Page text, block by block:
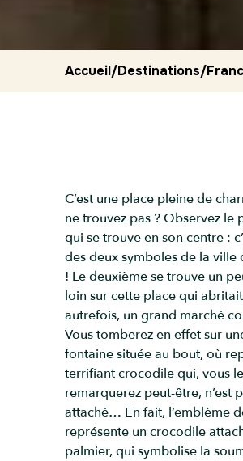
Accueil/Destinations/
C’est une place pleine de
ne trouvez pas ? Observez le
qui se trouve en son centre :
des deux symboles de la ville
! Le deuxième se trouve un
loin sur cette place qui
autrefois, un grand marché
Vous tomberez en effet sur
fontaine située au bout, où
terrifiant crocodile qui, vous le
remarquerez peut-être, n’est
attaché… En fait, l’emblème
représente un crocodile
palmier, qui symbolise la